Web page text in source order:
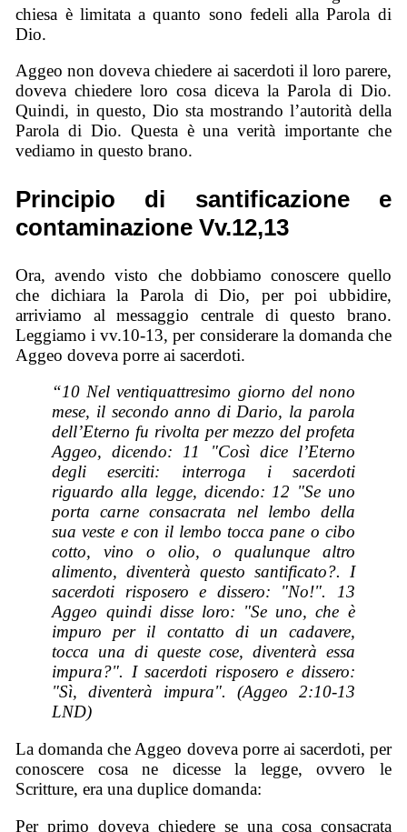
chiesa è limitata a quanto sono fedeli alla Parola di
Dio.
Aggeo non doveva chiedere ai sacerdoti il loro parere,
doveva chiedere loro cosa diceva la Parola di Dio.
Quindi, in questo, Dio sta mostrando l’autorità della
Parola di Dio. Questa è una verità importante che
vediamo in questo brano.
Principio di santificazione e
contaminazione Vv.12,13
Ora, avendo visto che dobbiamo conoscere quello
che dichiara la Parola di Dio, per poi ubbidire,
arriviamo al messaggio centrale di questo brano.
Leggiamo i vv.10-13, per considerare la domanda che
Aggeo doveva porre ai sacerdoti.
“10 Nel ventiquattresimo giorno del nono
mese, il secondo anno di Dario, la parola
dell’Eterno fu rivolta per mezzo del profeta
Aggeo, dicendo: 11 "Così dice l’Eterno
degli eserciti: interroga i sacerdoti
riguardo alla legge, dicendo: 12 "Se uno
porta carne consacrata nel lembo della
sua veste e con il lembo tocca pane o cibo
cotto, vino o olio, o qualunque altro
alimento, diventerà questo santificato?. I
sacerdoti risposero e dissero: "No!". 13
Aggeo quindi disse loro: "Se uno, che è
impuro per il contatto di un cadavere,
tocca una di queste cose, diventerà essa
impura?". I sacerdoti risposero e dissero:
"Sì, diventerà impura". (Aggeo 2:10-13
LND)
La domanda che Aggeo doveva porre ai sacerdoti, per
conoscere cosa ne dicesse la legge, ovvero le
Scritture, era una duplice domanda:
Per primo doveva chiedere se una cosa consacrata